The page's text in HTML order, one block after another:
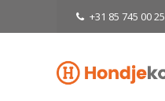
+31 85 745 00 25